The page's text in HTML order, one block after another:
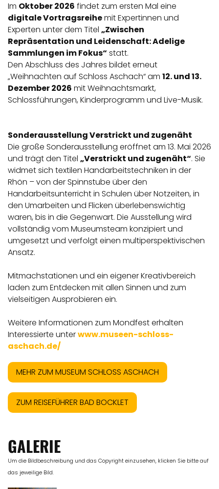
Im Oktober 2026 findet zum ersten Mal eine
digitale Vortragsreihemit Expertinnen und
Experten unter dem Titel „Zwischen
Repräsentation und Leidenschaft: Adelige
Sammlungen im Fokus“ statt.
Den Abschluss des Jahres bildet erneut
„Weihnachten auf Schloss Aschach“ am 12. und 13.
Dezember 2026 mit Weihnachtsmarkt,
Schlossführungen, Kinderprogramm und Live-Musik.
Sonderausstellung Verstrickt und zugenäht
Die große Sonderausstellung eröffnet am 13. Mai 2026
und trägt den Titel „Verstrickt und zugenäht“. Sie
widmet sich textilen Handarbeitstechniken in der
Rhön – von der Spinnstube über den
Handarbeitsunterricht in Schulen über Notzeiten, in
den Umarbeiten und Flicken überlebenswichtig
waren, bis in die Gegenwart. Die Ausstellung wird
vollständig vom Museumsteam konzipiert und
umgesetzt und verfolgt einen multiperspektivischen
Ansatz.
Mitmachstationen und ein eigener Kreativbereich
laden zum Entdecken mit allen Sinnen und zum
vielseitigen Ausprobieren ein.
Weitere Informationen zum Mondfest erhalten
Interessierte unterwww.museen-schloss-
aschach.de/
MEHR ZUM MUSEUM SCHLOSS ASCHACH
ZUM REISEFÜHRER BAD BOCKLET
GALERIE
Um die Bildbeschreibung und das Copyright einzusehen, klicken Sie bitte auf
das jeweilige Bild.